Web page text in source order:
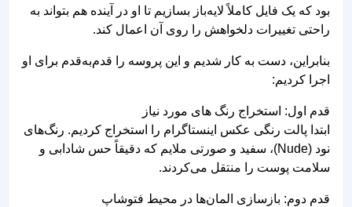
بود که یک فایل کاملاً لایه‌باز بسازیم تا او در آینده هم بتواند به
راحتی تغییرات دلخواهش را روی آن اعمال کند.
بنابراین، دست به کار شدیم و این پروسه را قدم‌به‌قدم برای او
اجرا کردیم:
قدم اول: استخراج رنگ های مورد نیاز
ابتدا پالت رنگی عکس اینستاگرام را استخراج کردیم. رنگ‌های
نود (Nude)، سفید و صورتی ملایم که دقیقاً حس شادابی و
سلامت پوست را منتقل می‌کردند.
قدم دوم: بازسازی المان‌ها در محیط فتوشاپ